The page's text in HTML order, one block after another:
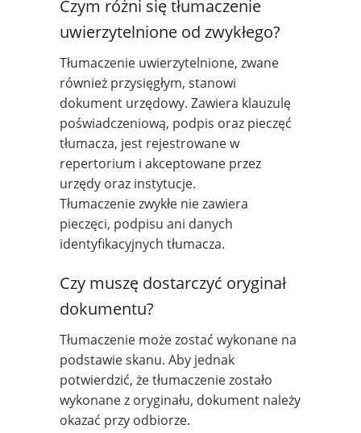
Czym różni się tłumaczenie
uwierzytelnione od zwykłego?
Tłumaczenie uwierzytelnione, zwane
również przysięgłym, stanowi
dokument urzędowy. Zawiera klauzulę
poświadczeniową, podpis oraz pieczęć
tłumacza, jest rejestrowane w
repertorium i akceptowane przez
urzędy oraz instytucje.
Tłumaczenie zwykłe nie zawiera
pieczęci, podpisu ani danych
identyfikacyjnych tłumacza.
Czy muszę dostarczyć oryginał
dokumentu?
Tłumaczenie może zostać wykonane na
podstawie skanu. Aby jednak
potwierdzić, że tłumaczenie zostało
wykonane z oryginału, dokument należy
okazać przy odbiorze.